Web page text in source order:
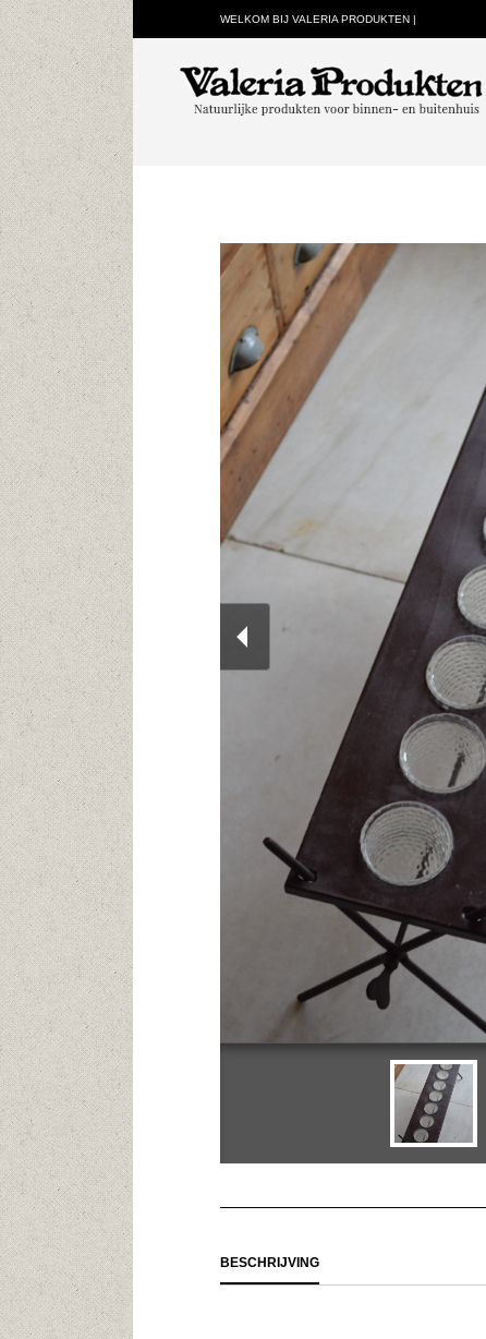
WELKOM BIJ VALERIA PRODUKTEN |
BESCHRIJVING